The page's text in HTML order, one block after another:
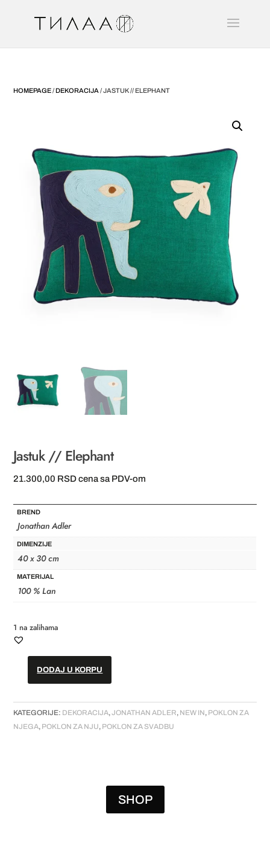
HOMEPAGE/DEKORACIJA / JASTUK // ELEPHANT
Jastuk // Elephant
21.300,00 RSD cena sa PDV-om
BREND
Jonathan Adler
DIMENZIJE
40 x 30 cm
MATERIJAL
100 % Lan
1 na zalihama
Jastuk
Elephant
količina
DODAJ U KORPU
KATEGORIJE: DEKORACIJA,JONATHAN ADLER, NEW IN, POKLON ZA
NJEGA, POKLON ZA NJU, POKLON ZA SVADBU
SHOP